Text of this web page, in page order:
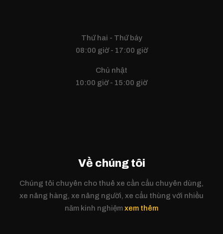
Thứ hai - Thứ bảy
08:00 giờ - 17:00 giờ
Chủ nhật
10:00 giờ - 15:00 giờ
Về chúng tôi
Chúng tôi chuyên cho thuê xe cần cẩu chuyên dùng,
xe nâng hàng, xe nâng người, xe cẩu thùng với nhiều
năm kinh nghiệmxem thêm